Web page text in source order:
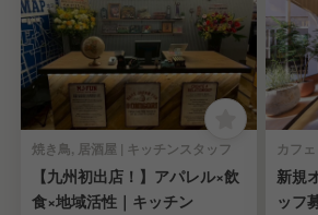
焼き鳥, 居酒屋 | キッチンスタッフ
【九州初出店！】アパレル×飲
食×地域活性｜キッチン
カフ
新規
ッフ